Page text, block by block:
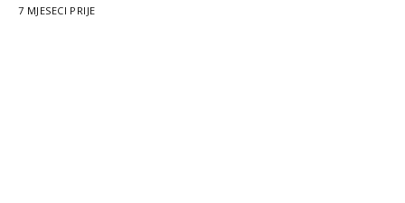
7 MJESECI PRIJE